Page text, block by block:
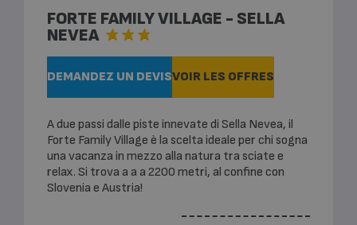
FORTE FAMILY VILLAGE - SELLA
NEVEA
DEMANDEZ UN DEVISVOIR LES OFFRES
A due passi dalle piste innevate di Sella Nevea, il
Forte Family Village è la scelta ideale per chi sogna
una vacanza in mezzo alla natura tra sciate e
relax. Si trova a a a 2200 metri, al confine con
Slovenia e Austria!